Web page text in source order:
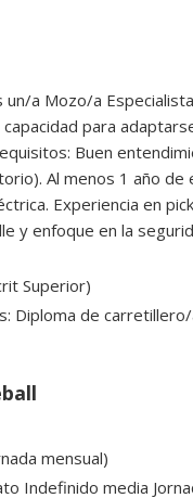
un/a Mozo/a
para
Buen
Al menos 1 año
Experiencia en
y enfoque en la
Superior)
Diploma de
mensual)
Indefinido media